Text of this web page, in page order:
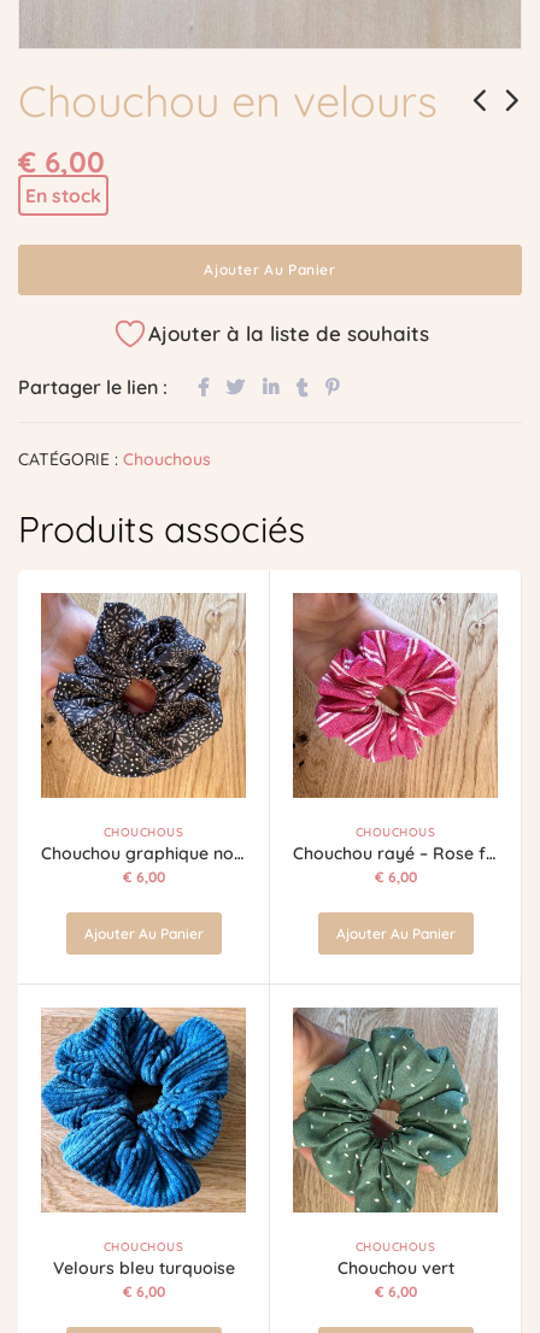
Chouchou en velours
€ 6,00
En stock
Ajouter Au Panier
Ajouter à la liste de souhaits
Partager le lien :
CATÉGORIE : Chouchous
Produits associés
CHOUCHOUS
Chouchou graphique noir & blanc
€ 6,00
Ajouter Au Panier
CHOUCHOUS
Chouchou rayé – Rose framboise & écru
€ 6,00
Ajouter Au Panier
CHOUCHOUS
Velours bleu turquoise
€ 6,00
CHOUCHOUS
Chouchou vert
€ 6,00